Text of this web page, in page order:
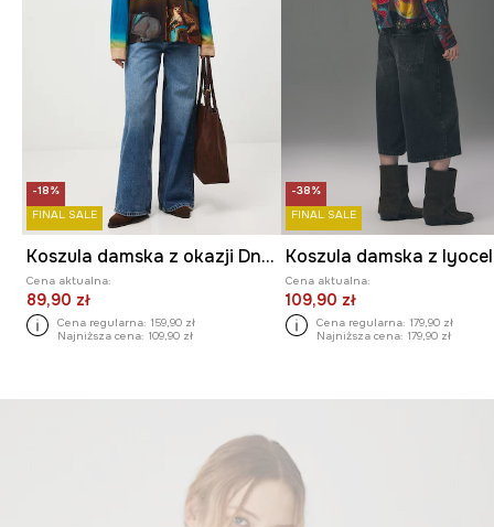
-18%
FINAL SALE
Koszula damska z okazji Dnia Kota
Cena aktualna:
89,90 zł
Cena regularna: 159,90 zł
Najniższa cena: 109,90 zł
-38%
FINAL SALE
Cena aktualna:
109,90 zł
Cena regularna: 179,90 zł
Najniższa cena: 179,90 zł